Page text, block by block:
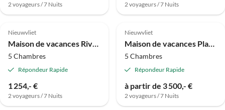
2 voyageurs / 7 Nuits 2 voyageurs / 7 Nuits
Annonce
Nieuwvliet
Maison de vacances Rivage 31
5 Chambres
Répondeur Rapide
1 254,- €
2 voyageurs / 7 Nuits
Nieuwvliet
Maison de vacances Plage et Dunes
5 Chambres
Répondeur Rapide
à partir de 3 500,- €
2 voyageurs / 7 Nuits